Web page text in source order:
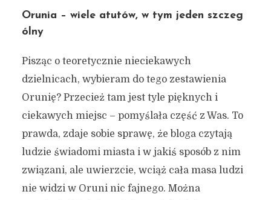
Orunia – wiele atutów, w tym jeden szczeg
ólny
Pisząc o teoretycznie nieciekawych
dzielnicach, wybieram do tego zestawienia
Orunię? Przecież tam jest tyle pięknych i
ciekawych miejsc – pomyślała część z Was. To
prawda, zdaje sobie sprawę, że bloga czytają
ludzie świadomi miasta i w jakiś sposób z nim
związani, ale uwierzcie, wciąż cała masa ludzi
nie widzi w Oruni nic fajnego. Można